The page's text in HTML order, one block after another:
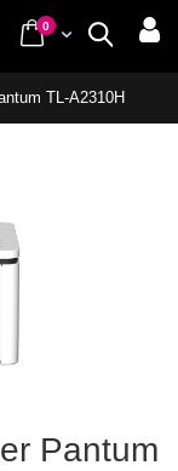
Buscar
Cart
0items
TL-A2310H
Pantum